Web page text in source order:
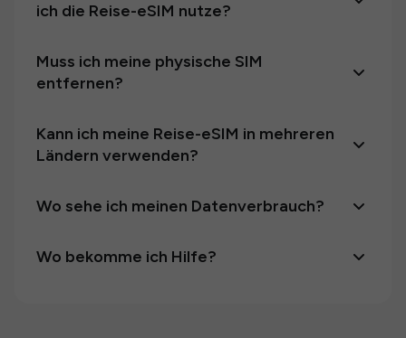
ich die Reise-eSIM nutze?
Muss ich meine physische SIM
entfernen?
Kann ich meine Reise-eSIM in mehreren
Ländern verwenden?
Wo sehe ich meinen Datenverbrauch?
Wo bekomme ich Hilfe?